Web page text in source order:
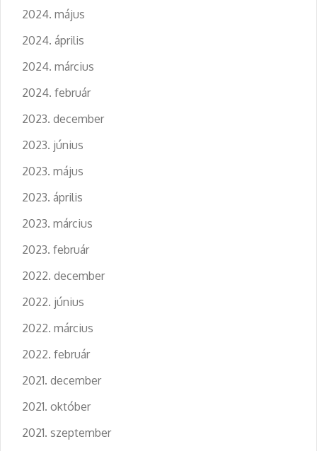
2024. május
2024. április
2024. március
2024. február
2023. december
2023. június
2023. május
2023. április
2023. március
2023. február
2022. december
2022. június
2022. március
2022. február
2021. december
2021. október
2021. szeptember